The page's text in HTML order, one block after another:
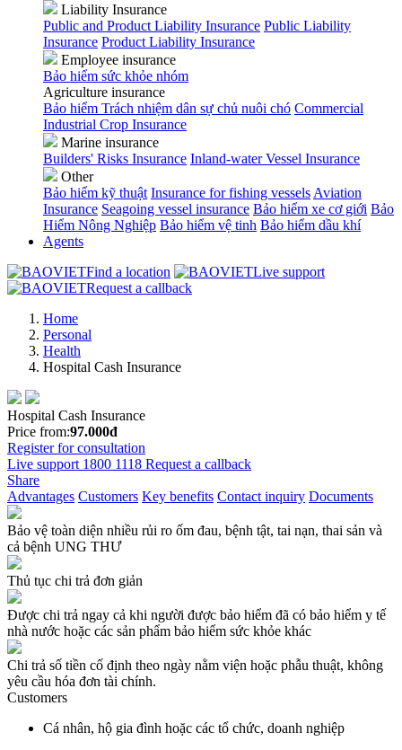
Liability Insurance
Public and Product Liability Insurance Public Liability
Insurance Product Liability Insurance
Employee insurance
Bảo hiểm sức khỏe nhóm
Agriculture insurance
Bảo hiểm Trách nhiệm dân sự chủ nuôi chó Commercial
Industrial Crop Insurance
Marine insurance
Builders' Risks Insurance Inland-water Vessel Insurance
Other
Bảo hiểm kỹ thuật Insurance for fishing vessels Aviation
Insurance Seagoing vessel insurance Bảo hiểm xe cơ giới Bảo
Hiểm Nông Nghiệp Bảo hiểm vệ tinh Bảo hiểm dầu khí
Agents
Find a location
Live support
Request a callback
Home
Personal
Health
Hospital Cash Insurance
Hospital Cash Insurance
Price from:97.000đ
Register for consultation
Live support 1800 1118 Request a callback
Share
Advantages Customers Key benefits Contact inquiry Documents
Bảo vệ toàn diện nhiều rủi ro ốm đau, bệnh tật, tai nạn, thai sản và
cả bệnh UNG THƯ
Thủ tục chi trả đơn giản
Được chi trả ngay cả khi người được bảo hiểm đã có bảo hiểm y tế
nhà nước hoặc các sản phẩm bảo hiểm sức khỏe khác
Chi trả số tiền cố định theo ngày nằm viện hoặc phẫu thuật, không
yêu cầu hóa đơn tài chính.
Customers
Cá nhân, hộ gia đình hoặc các tổ chức, doanh nghiệp